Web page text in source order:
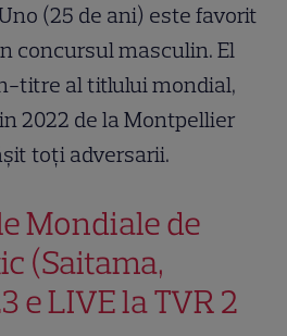
(25 de ani) este favorit
concursul masculin. El
titre al titlului mondial,
2022 de la Montpellier
toţi adversarii.
Mondiale de
(Saitama,
e LIVE la TVR 2